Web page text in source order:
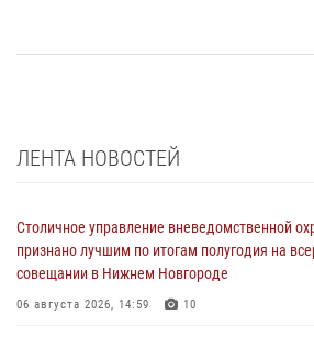
ЛЕНТА НОВОСТЕЙ
Столичное управление вневедомственной
признано лучшим по итогам полугодия на
совещании в Нижнем Новгороде
06 августа 2026, 14:59 10